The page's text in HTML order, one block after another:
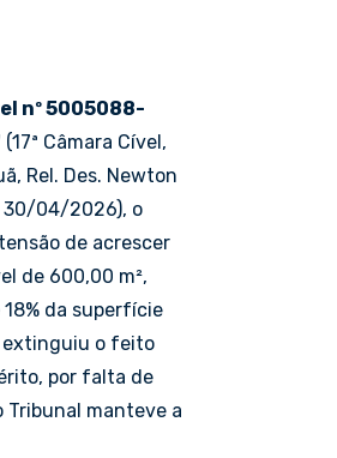
nº 5005088-
(17ª Câmara Cível,
Rel. Des. Newton
30/04/2026), o
de acrescer
de 600,00 m²,
da superfície
extinguiu o feito
por falta de
Tribunal manteve a